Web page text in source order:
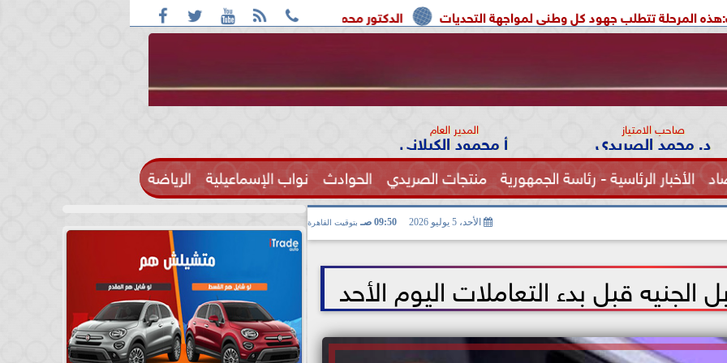
    
الدكتور محمد الصريدي يكشف المخطط الجديد من «تكوين» إلى «مجتمع» .. الأقنعة تتغير جهود كل وطنى لمواجهة التحديات
صاحب الامتياز
د. محمد الصريدي المدير العام
أ محمود الكيلاني
الأخبار الرئاسية - رئاسة الجمهورية منتجات الصريدي الحوادث نواب الإسماعيلية الرياضة
الصحة الأحد، 5 يوليو 2026 09:50 صـ بتوقيت القاهرة
قبل بدء التعاملات اليوم الأحد